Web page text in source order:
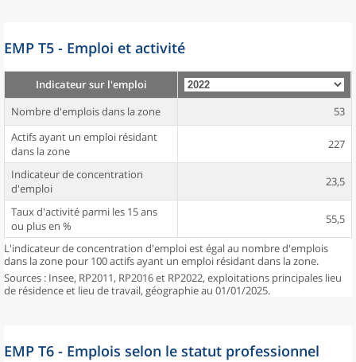
EMP T5 - Emploi et activité
Indicateur sur l'emploi
Nombre d'emplois dans la zone
53
Actifs ayant un emploi résidant
dans la zone
227
Indicateur de concentration
d'emploi
23,5
Taux d'activité parmi les 15 ans
ou plus en %
55,5
L'indicateur de concentration d'emploi est égal au nombre d'emplois
dans la zone pour 100 actifs ayant un emploi résidant dans la zone.
Sources : Insee, RP2011, RP2016 et RP2022, exploitations principales lieu
de résidence et lieu de travail, géographie au 01/01/2025.
EMP T6 - Emplois selon le statut professionnel